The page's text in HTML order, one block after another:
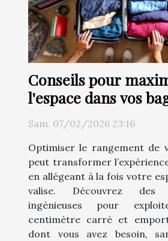
Conseils pour
l'espace dans vos
Techniques et astuces
Sam. 07/02/2026 23:16
Optimiser le rangement de
peut transformer
en allégeant à la fois votre
valise. Découvrez des
ingénieuses pour
centimètre carré et
dont vous avez besoin,